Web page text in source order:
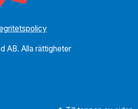
AB. Alla rättigheter